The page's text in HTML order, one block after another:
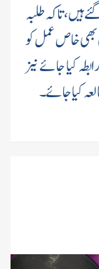
ہیں، تاکہ طلبہ
بھی خاص عمل کو
کیا جائے نیز
کیا جائے۔